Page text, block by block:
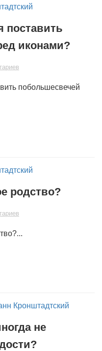
поставить
иконами?
побольшесвечей
родство?
не